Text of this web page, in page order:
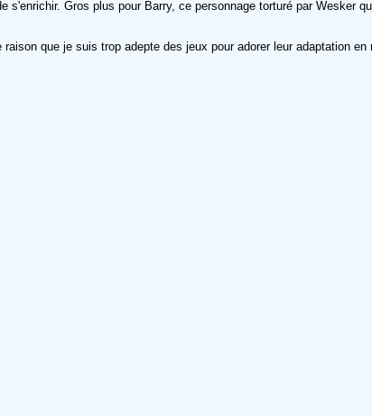
Gros plus pour Barry, ce personnage torturé par Wesker
que je suis trop adepte des jeux pour adorer leur adaptation